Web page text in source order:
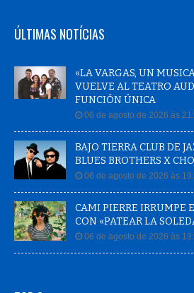
ÚLTIMAS NOTÍCIAS
«LA VARGAS, UN
VUELVE AL TEATRO
FUNCIÓN ÚNICA
06 de agosto de 2026 às
BAJO TIERRA CLUB DE
BLUES BROTHERS X
06 de agosto de 2026 às
CAMI PIERRE IRRUMPE
CON «PATEAR LA
06 de agosto de 2026 às